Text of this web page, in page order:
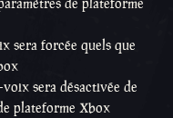
sera forcée quels que
sera désactivée de
plateforme Xbox